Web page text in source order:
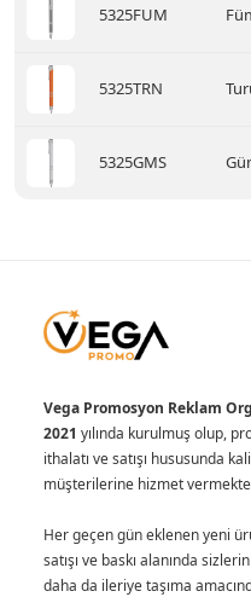
5325FUM
5325TRN
5325GMS
Vega Promosyon Reklam
2021 yılında kurulmuş olup,
ithalatı ve satışı hususunda
müşterilerine hizmet
Her geçen gün eklenen yeni
satışı ve baskı alanında
daha da ileriye taşıma